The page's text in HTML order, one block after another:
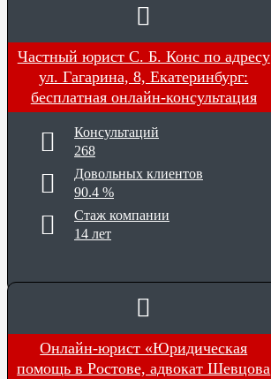
Частный юрист С. Б. Конс по адресу
ул. Гагарина, 8, Екатеринбург:
бесплатная онлайн-консультация
Консультаций
268
Довольных клиентов
90.4 %
Стаж компании
14 лет
Онлайн-юрист «Юридическая
помощь в Ростове, адвокат Шевцова